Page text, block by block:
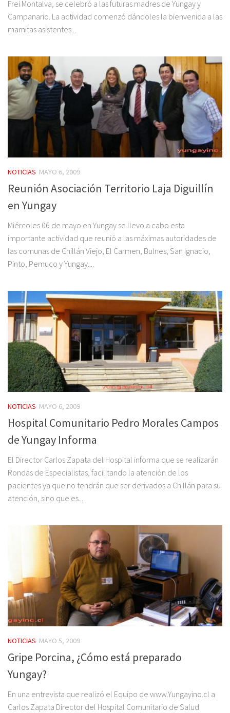
Frei Montalva, se celebró a las futuras madres de Yungay y
Campanario. La actividad comenzó dándoles la bienvenida a las
mamitas asistentes...
NOTICIAS MAYO 6, 2009
Reunión Asociación Territorio Laja Diguillín
en Yungay
Miércoles 06 de mayo en Yungay se llevo a cabo esta
importante actividad que reunió a las máximas autoridades de
las comunas de Chillán Viejo, El Carmen, Bulnes, San Ignacio,
Pinto, Pemuco y Yungay....
NOTICIAS MAYO 6, 2009
Hospital Comunitario Pedro Morales Campos
de Yungay Informa
El Director Carlos Zapata del Hospital informa que se realizarán
Rondas de Especialistas, facilitando la atención de los
pacientes ya que no tendrán que ser derivados a Chillán para su
atención, sino que es...
NOTICIAS MAYO 5, 2009
Gripe Porcina, ¿Cómo está preparado
Yungay?
En una entrevista que realizó el Equipo de www.Yungayino.cl a
Carlos Zapata Director del Hospital Comunitario de Salud